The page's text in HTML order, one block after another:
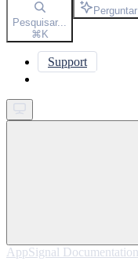
Pesquisar...
⌘K
Support
AppSignal Documentation